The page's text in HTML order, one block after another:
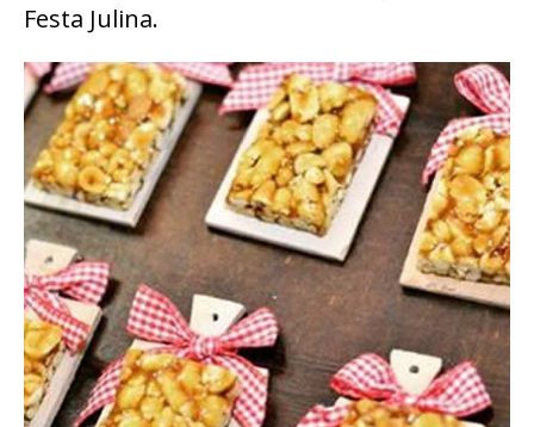
Festa Julina.